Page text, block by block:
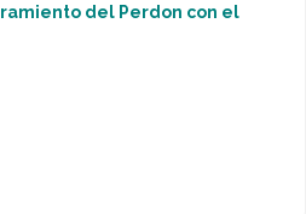
del Perdon con el